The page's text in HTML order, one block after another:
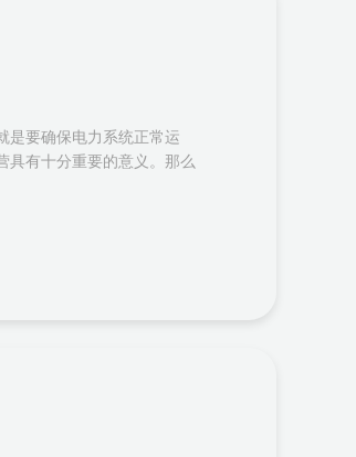
是要确保电力系统正常运
具有十分重要的意义。那么